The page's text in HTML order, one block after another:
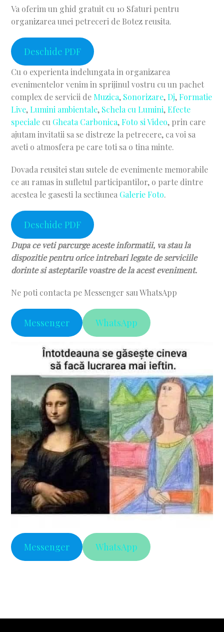
Va oferim un ghid gratuit cu 10 Sfaturi pentru
organizarea unei petreceri de Botez reusita.
Deschide PDF
Cu o experienta indelungata in organizarea
evenimentelor venim in sprijinul vostru cu un pachet
complex de servicii de Muzica, Sonorizare, Dj,Formatie
Live, Lumini ambientale, Schela cu Lumini,Efecte
speciale cu Gheata Carbonica,Foto si Video, prin care
ajutam invitatii sa se distreze la petrecere, ca voi sa
aveti o atmosfera pe care toti sa o tina minte.
Dovada reusitei stau sutele de evenimente memorabile
ce au ramas in sufletul participantilor, o parte dintre
acestea le gasesti la sectiunea Galerie Foto.
Deschide PDF
Dupa ce veti parcurge aceste informatii, va stau la
dispozitie pentru orice intrebari legate de serviciile
dorinte si asteptarile voastre de la acest eveniment.
Ne poti contacta pe Messenger sau WhatsApp
Messenger WhatsApp
Messenger WhatsApp